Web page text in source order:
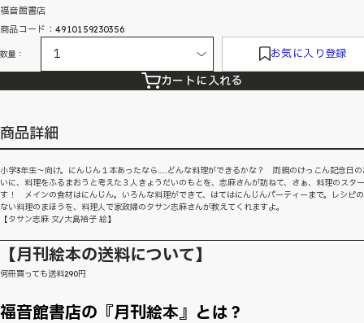
福音館書店
商品コード：4910159230356
数量： お気に入り登録
カートに入れる
商品詳細
小学3年生〜向け。にんじん１本あったなら……どんな料理ができるかな？ 両親のけっこん記念日の
いに、料理をふるまおうと考えた３人きょうだいのもとを、志麻さんが訪ねて、さぁ、料理のスタ
す！ メインの食材はにんじん。いろんな料理ができて、はてはにんじんパーティーまで。レシピ
ない料理のまほうを、料理人で家政婦のタサン志麻さんが教えてくれますよ。
【タサン志麻 文/大島裕子 絵】
【月刊絵本の送料について】
何冊買っても送料290円
福音館書店の『月刊絵本』とは？